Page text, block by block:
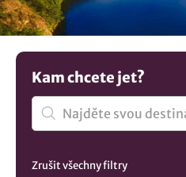
Kam chcete jet?
Zrušit všechny filtry